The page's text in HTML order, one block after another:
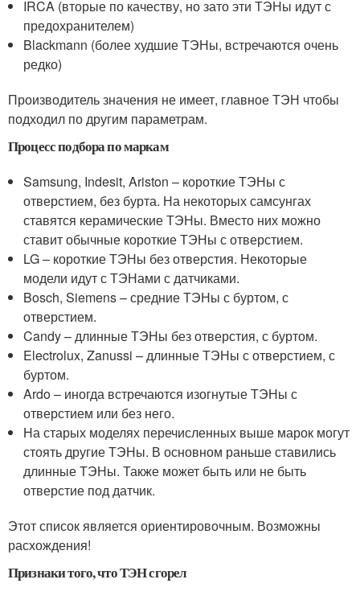
IRCA (вторые по качеству, но зато эти ТЭНы идут с
предохранителем)
Blackmann (более худшие ТЭНы, встречаются очень
редко)
Производитель значения не имеет, главное ТЭН чтобы
подходил по другим параметрам.
Процесс подбора по маркам
Samsung, Indesit, Ariston – короткие ТЭНы с
отверстием, без бурта. На некоторых самсунгах
ставятся керамические ТЭНы. Вместо них можно
ставит обычные короткие ТЭНы с отверстием.
LG – короткие ТЭНы без отверстия. Некоторые
модели идут с ТЭНами с датчиками.
Bosch, Siemens – средние ТЭНы с буртом, с
отверстием.
Candy – длинные ТЭНы без отверстия, с буртом.
Electrolux, Zanussi – длинные ТЭНы с отверстием, с
буртом.
Ardo – иногда встречаются изогнутые ТЭНы с
отверстием или без него.
На старых моделях перечисленных выше марок могут
стоять другие ТЭНы. В основном раньше ставились
длинные ТЭНы. Также может быть или не быть
отверстие под датчик.
Этот список является ориентировочным. Возможны
расхождения!
Признаки того, что ТЭН сгорел